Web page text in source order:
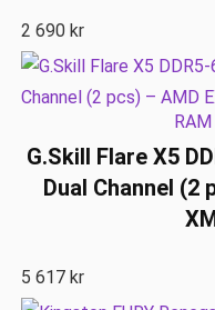
2 690kr
G.Skill Flare X5
Dual Channel (2
5 617 kr